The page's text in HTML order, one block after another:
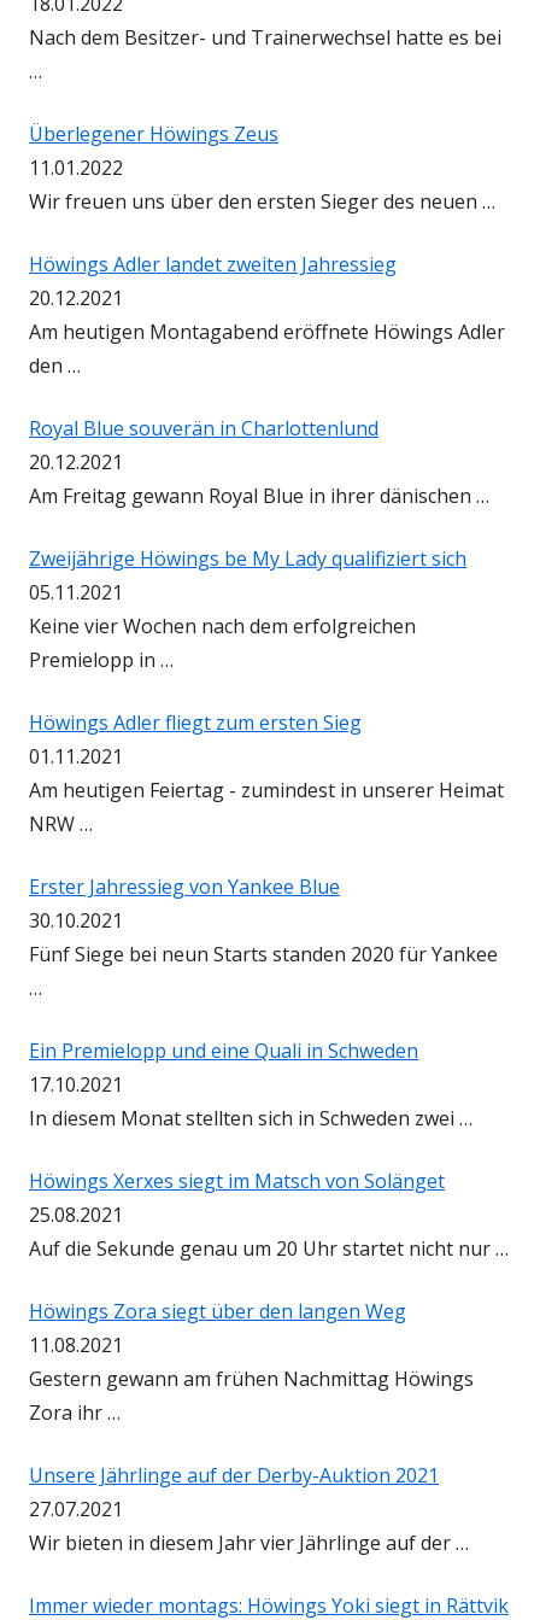
Nach dem Besitzer- und Trainerwechsel hatte es bei
…
Überlegener Höwings Zeus
11.01.2022
Wir freuen uns über den ersten Sieger des neuen …
Höwings Adler landet zweiten Jahressieg
20.12.2021
Am heutigen Montagabend eröffnete Höwings Adler
den …
Royal Blue souverän in Charlottenlund
20.12.2021
Am Freitag gewann Royal Blue in ihrer dänischen …
Zweijährige Höwings be My Lady qualifiziert sich
05.11.2021
Keine vier Wochen nach dem erfolgreichen
Premielopp in …
Höwings Adler fliegt zum ersten Sieg
01.11.2021
Am heutigen Feiertag - zumindest in unserer Heimat
NRW …
Erster Jahressieg von Yankee Blue
30.10.2021
Fünf Siege bei neun Starts standen 2020 für Yankee
…
Ein Premielopp und eine Quali in Schweden
17.10.2021
In diesem Monat stellten sich in Schweden zwei …
Höwings Xerxes siegt im Matsch von Solänget
25.08.2021
Auf die Sekunde genau um 20 Uhr startet nicht nur …
Höwings Zora siegt über den langen Weg
11.08.2021
Gestern gewann am frühen Nachmittag Höwings
Zora ihr …
Unsere Jährlinge auf der Derby-Auktion 2021
27.07.2021
Wir bieten in diesem Jahr vier Jährlinge auf der …
Immer wieder montags: Höwings Yoki siegt in Rättvik